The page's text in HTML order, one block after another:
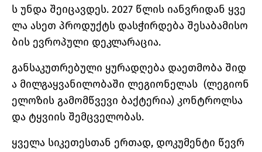
ს უნდა შეიცავდეს. 2027 წლის იანვრიდან ყვე
ლა ასეთ პროდუქტს დასჭირდება შესაბამისო
ბის ევროპული დეკლარაცია.
განსაკუთრებული ყურადღება დაეთმობა შიდ
ა მილგაყვანილობაში ლეგიონელას (ლეგიონ
ელოზის გამომწვევი ბაქტერია) კონტროლსა
და ტყვიის შემცველობას.
ყველა სიკეთესთან ერთად, დოკუმენტი წევრ